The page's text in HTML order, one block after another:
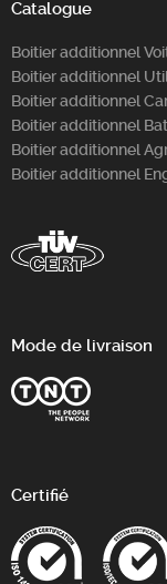
Catalogue
Boitier additionnel
Boitier additionnel
Boitier additionnel
Boitier additionnel
Boitier additionnel
Boitier additionnel
Mode de livraison
Certifié